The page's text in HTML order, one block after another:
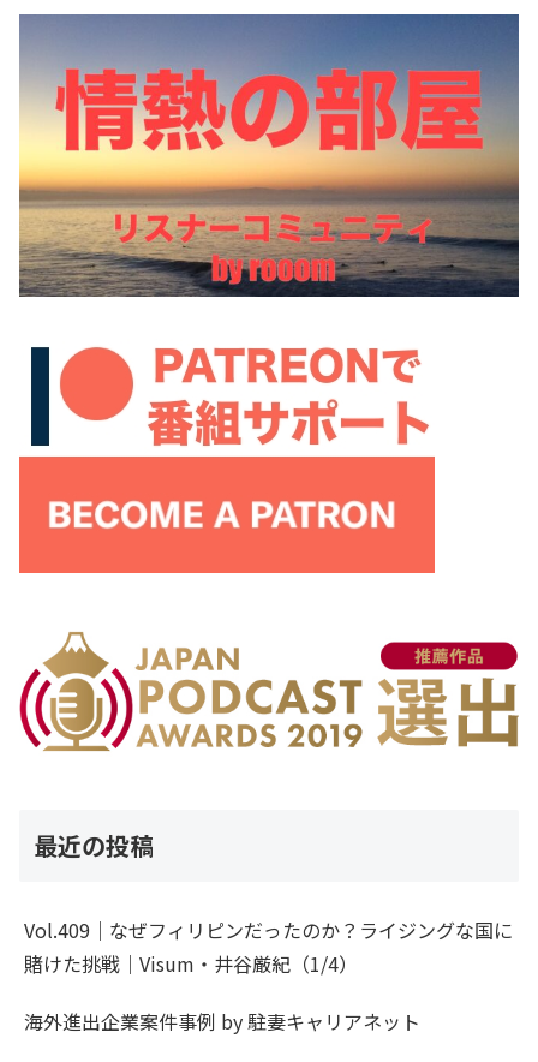
最近の投稿
Vol.409｜なぜフィリピンだったのか？ライジングな国に
賭けた挑戦｜Visum・井谷厳紀（1/4）
海外進出企業案件事例 by 駐妻キャリアネット